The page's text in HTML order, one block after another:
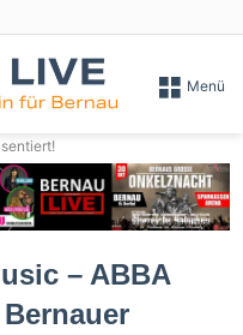
Menü
– ABBA